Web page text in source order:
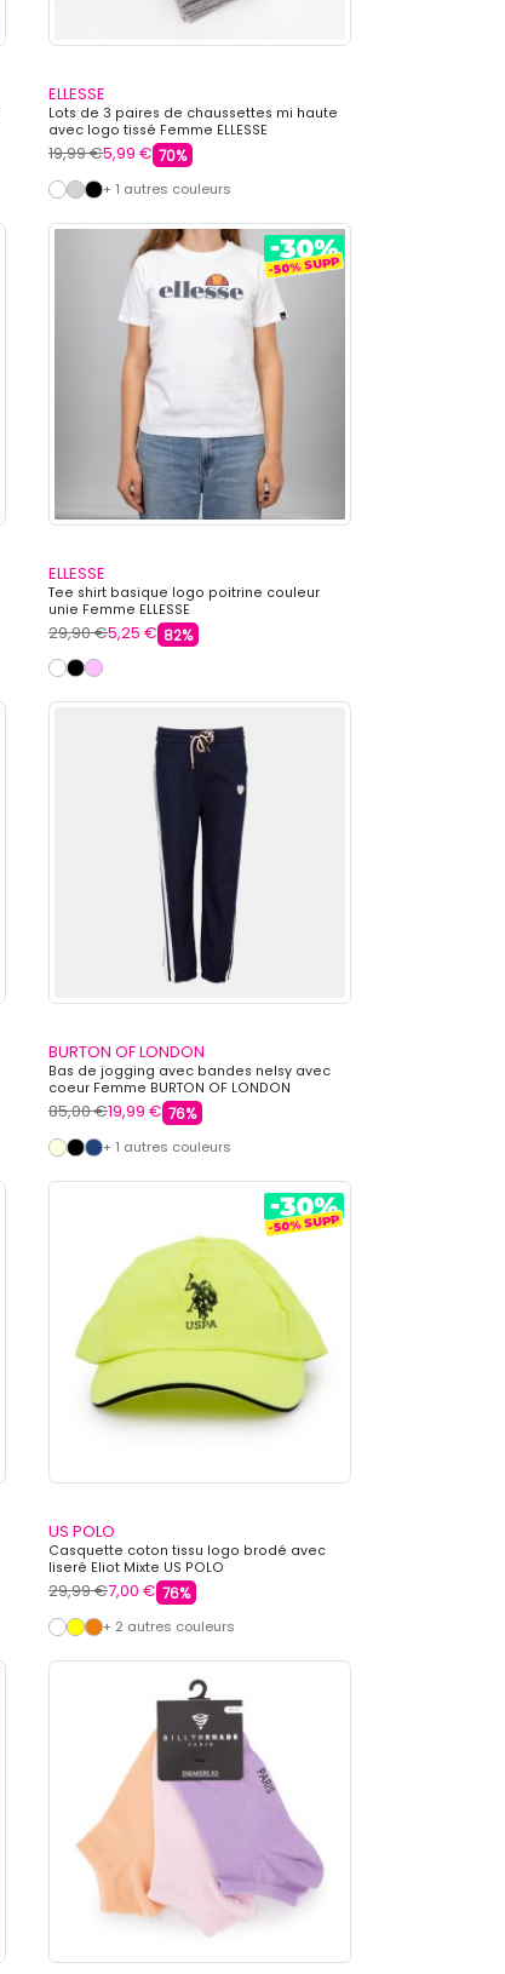
ELLESSE
Lots de 3 paires de chaussettes mi haute
avec logo tissé Femme ELLESSE
19,99 €5,99 € 70%
+ 1 autres couleurs
ELLESSE
Tee shirt basique logo poitrine couleur
unie Femme ELLESSE
29,90 €5,25 € 82%
BURTON OF LONDON
Bas de jogging avec bandes nelsy avec
coeur Femme BURTON OF LONDON
85,00 €19,99 € 76%
+ 1 autres couleurs
US POLO
Casquette coton tissu logo brodé avec
liseré Eliot Mixte US POLO
29,99 €7,00 € 76%
+ 2 autres couleurs